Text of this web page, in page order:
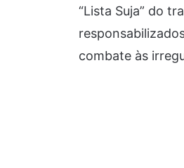
“Lista Suja” do
combate às